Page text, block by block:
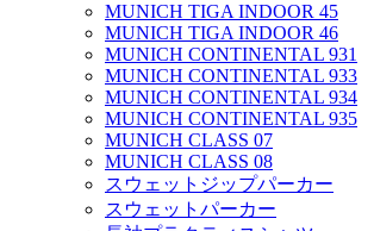
MUNICH TIGA INDOOR 45
MUNICH TIGA INDOOR 46
MUNICH CONTINENTAL 931
MUNICH CONTINENTAL 933
MUNICH CONTINENTAL 934
MUNICH CONTINENTAL 935
MUNICH CLASS 07
MUNICH CLASS 08
スウェットジップパーカー
スウェットパーカー